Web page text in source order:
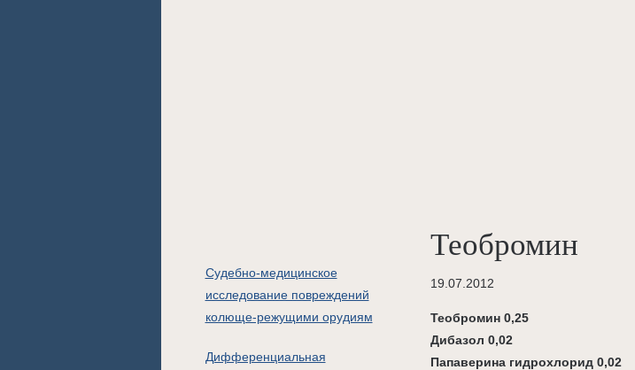
Судебно-медицинское
исследование повреждений
колюще-режущими орудиям
Дифференциальная
Теобромин
19.07.2012
Теобромин 0,25
Дибазол 0,02
Папаверина гидрохлорид 0,02